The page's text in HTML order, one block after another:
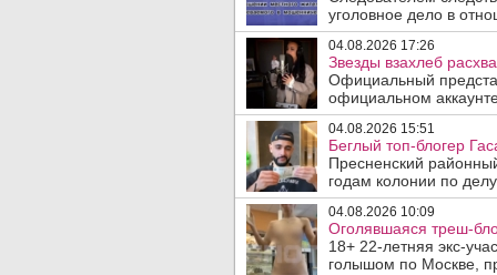
уголовное дело в
04.08.2026 17:26
Звезды взахлеб
Официальный
официальном
04.08.2026 15:51
Беглый топ-блогер
Пресненский
годам колонии по
04.08.2026 10:09
Оголявшаяся треш-
18+ 22-летняя экс-
голышом по Москве,